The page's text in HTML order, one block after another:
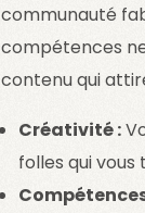
communauté
compétences
contenu qui
Créativité :
folles qui